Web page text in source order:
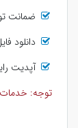
ضمانت
دانلود
آپدیت
توجه: خدمات